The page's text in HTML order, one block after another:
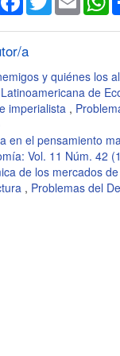
a
y quiénes los
de
imperialista ,
en el pensamiento
Vol. 11 Núm. 42
de los mercados
, Problemas del